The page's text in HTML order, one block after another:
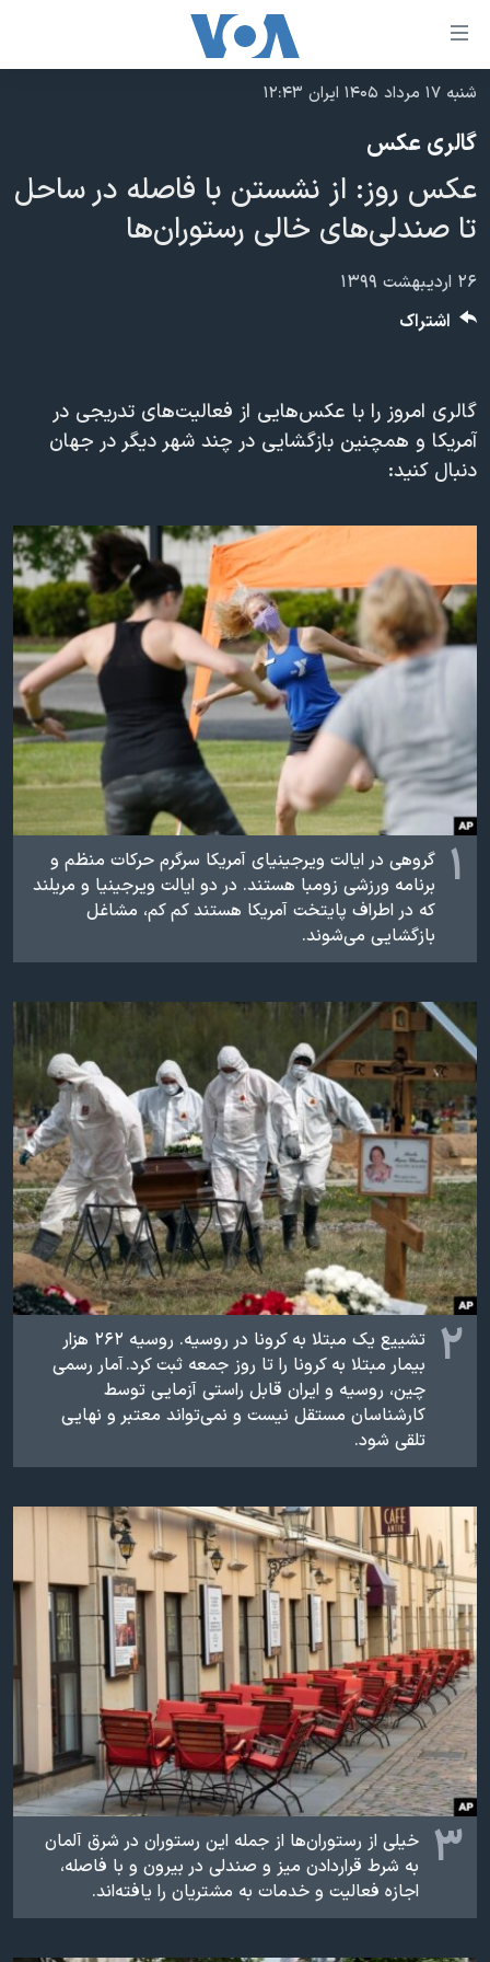
لینکهای
قابل
دسترسی
جهش
محتوای
اصلی
به
صفحه
به
جستجو
نسخه سبک وب‌سایت
موضوع ها
ایران
آمریکا
جهان
ویژه برنامه‌ها
ویدیوها
اقتصادی
علم و فناوری
اسرائیل در جنگ
آرشیو پخش زنده
برنامه های تلویزیونی
جدول برنامه ها
صفحه‌های ویژه
۲۵۰سالگی آمریکا
بایگانی برنامه‌های تلویزیونی
انتخابات ریاست جمهوری آمریکا ۲۰۲۴
حمله جمهوری اسلامی به اسرائیل
رمز مهسا
ورزش زنان در ایران
اعتراضات زن، زندگی، آزادی
مجموعه مستندهای دادخواهی
تریبونال مردمی آبان ۹۸
دادگاه حمید نوری
چهل سال گروگان‌گیری
قانون شفافیت دارائی کادر رهبری ایران
اعتراضات مردمی آبان ۹۸
نرگس محمدی برنده جایزه نوبل صلح
همایش محافظه‌کاران آمریکا «سی‌پک»
صفحه‌های ویژه
سفر پرزیدنت ترامپ به چین
یادگیری زبان انگلیسی
زبانهای مختلف
شنبه ۱۷ مرداد ۱۴۰۵ ایران ۱۲:۴۳
گالری عکس
عکس روز: از نشستن با فاصله در ساحل
تا صندلی‌های خالی رستوران‌ها
۲۶ اردیبهشت ۱۳۹۹
گالری امروز را با عکس‌هایی از فعالیت‌های تدریجی در
آمریکا و همچنین بازگشایی در چند شهر دیگر در جهان
دنبال کنید:
۱ گروهی در ایالت ویرجینیای آمریکا سرگرم حرکات منظم و
برنامه ورزشی زومبا هستند. در دو ایالت ویرجینیا و مریلند
که در اطراف پایتخت آمریکا هستند کم کم، مشاغل
بازگشایی می‌شوند.
۲
تشییع یک مبتلا به کرونا در روسیه. روسیه ۲۶۲ هزار
بیمار مبتلا به کرونا را تا روز جمعه ثبت کرد. آمار رسمی
چین، روسیه و ایران قابل راستی آزمایی توسط
کارشناسان مستقل نیست و نمی‌تواند معتبر و نهایی
تلقی شود.
۳ خیلی از رستوران‌ها از جمله این رستوران در شرق آلمان
به شرط قراردادن میز و صندلی در بیرون و با فاصله،
اجازه فعالیت و خدمات به مشتریان را یافته‌اند.
اشتراک